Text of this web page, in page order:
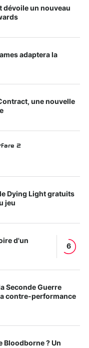
dévoile un nouveau
adaptera la
une nouvelle
2
Dying Light gratuits
jeu
d'un
6
Seconde Guerre
contre-performance
Bloodborne ? Un